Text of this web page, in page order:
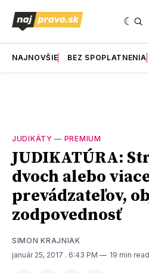
NAJNOVŠIE BEZ SPOPLATNENIA
JUDIKÁTY — PREMIUM
JUDIKATÚRA:
dvoch alebo
prevádzateľov,
zodpovednosť
SIMON KRAJNIAK
január 25, 2017 . 6:43 PM 19 min read